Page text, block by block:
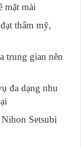
mặt mài
thẩm mỹ,
trung gian nên
đa dạng nhu